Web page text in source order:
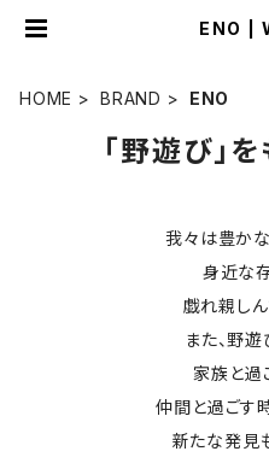
ENO |
HOME BRAND ENO
「野遊び」
我々は豊か
身近な
戯れ親しん
また、野遊
家族と過
仲間と過ごす
新たな発見